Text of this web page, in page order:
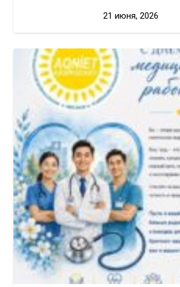
21 июня, 2026